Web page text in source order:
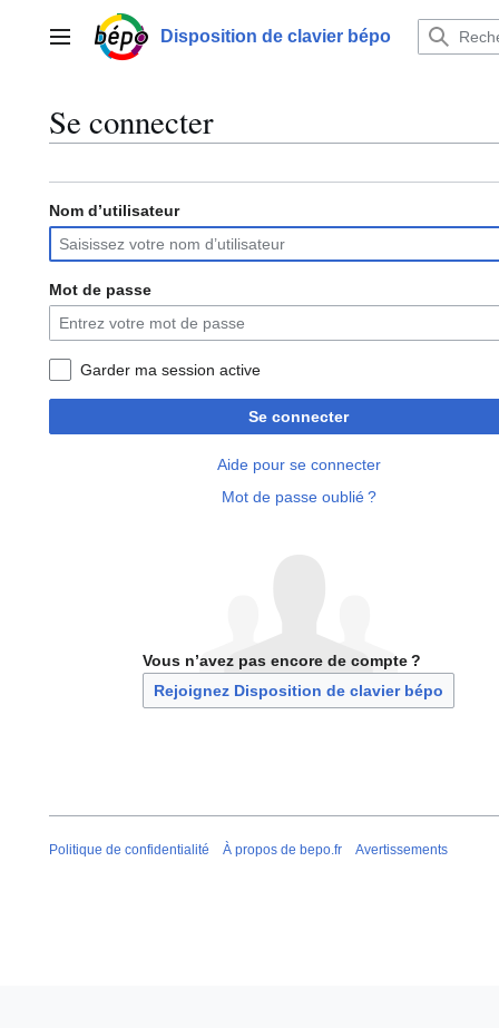
contenuMenu principalDisposition de clavier bépo
Se connecter
Nom d’utilisateur
Mot de passe
Garder ma session active
Se connecter
Aide pour se connecter
Mot de passe oublié ?
Vous n’avez pas encore de compte ?
Rejoignez Disposition de clavier bépo
Politique de confidentialité À propos de bepo.fr Avertissements